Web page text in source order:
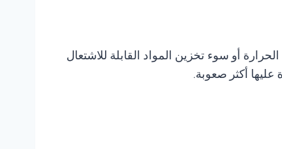
أو سوء تخزين المواد القابلة للاشتعال
أكثر صعوبة.